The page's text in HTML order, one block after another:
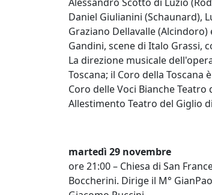
Daniel Giulianini (Schaunard),
Graziano Dellavalle
Gandini, scene di Italo Grassi,
La direzione musicale
Toscana; il Coro della
Coro delle Voci Bianche Teatro
Allestimento Teatro del Giglio
martedì 29 novembre
ore 21:00 – Chiesa di San
Boccherini. Dirige il M°